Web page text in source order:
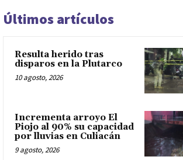
Últimos artículos
Resulta herido tras
disparos en la Plutarco
10 agosto, 2026
Incrementa arroyo El
Piojo al 90% su capacidad
por lluvias en Culiacán
9 agosto, 2026